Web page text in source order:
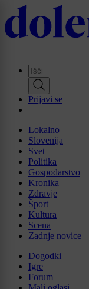
Skip
to
main
Prijavi se
Lokalno
Slovenija
Svet
Politika
Gospodarstvo
Kronika
Zdravje
Šport
Kultura
Scena
Zadnje novice
Dogodki
Igre
Forum